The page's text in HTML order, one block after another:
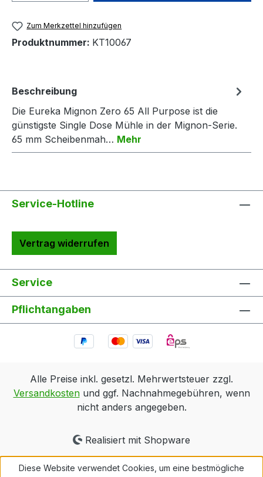
Zum Merkzettel hinzufügen
Produktnummer: KT10067
Beschreibung
Die Eureka Mignon Zero 65 All Purpose ist die
günstigste Single Dose Mühle in der Mignon-Serie.
65 mm Scheibenmah… Mehr
Service-Hotline
Vertrag widerrufen
Service
Pflichtangaben
Alle Preise inkl. gesetzl. Mehrwertsteuer zzgl.
Versandkostenund ggf. Nachnahmegebühren, wenn
nicht anders angegeben.
Realisiert mit Shopware
Diese Website verwendet Cookies, um eine bestmögliche